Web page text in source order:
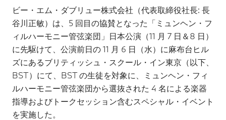
ビー・エム・ダブリュー株式会社（代表取締役社長: 長
谷川正敏）は、5 回目の協賛となった「ミュンヘン・フ
ィルハーモニー管弦楽団」日本公演（11 月 7 日＆8 日）
に先駆けて、公演前日の 11 月 6 日（水）に麻布台ヒル
ズにあるブリティッシュ・スクール・イン東京（以下、
BST）にて、BST の生徒を対象に、ミュンヘン・フィ
ルハーモニー管弦楽団から選抜された 4 名による楽器
指導およびトークセッション含むスペシャル・イベント
を実施した。